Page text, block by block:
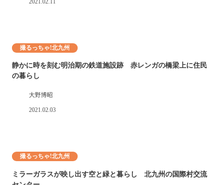
撮るっちゃ!北九州
静かに時を刻む明治期の鉄道施設跡 赤レンガの橋梁上に住民
の暮らし
大野博昭
2021.02.03
撮るっちゃ!北九州
ミラーガラスが映し出す空と緑と暮らし 北九州の国際村交流